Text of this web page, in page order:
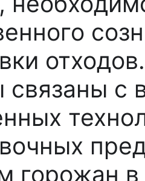
связаны с
горожан в